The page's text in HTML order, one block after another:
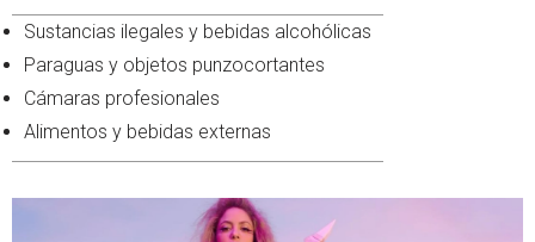
Sustancias ilegales y bebidas alcohólicas
Paraguas y objetos punzocortantes
Cámaras profesionales
Alimentos y bebidas externas